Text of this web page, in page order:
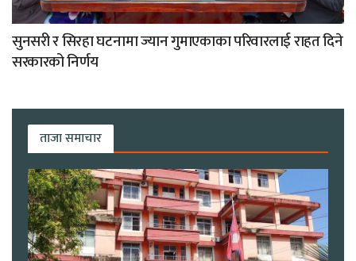
सुनसरी र सिरहा घटनामा ज्यान गुमाएकाका परिवारलाई राहत दिने
सरकारको निर्णय
ताजा समाचार